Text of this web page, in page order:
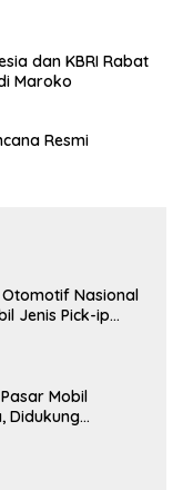
dan KBRI Rabat
Maroko
Resmi
Nasional
Jenis Pick-ip
Mobil
Didukung